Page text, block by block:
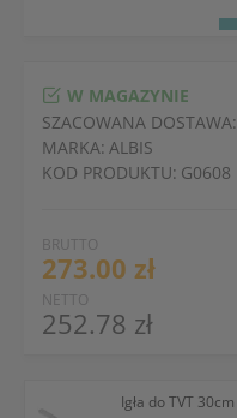
BRUTTO
273.00 zł
NETTO
252.78 zł
W MAGAZYNIE
SZACOWANA DOSTAWA:
MARKA: ALBIS
KOD PRODUKTU: G0608
Igła do TVT 30cm